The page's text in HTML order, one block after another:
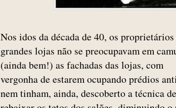
Nos idos da década de 40, os proprietários
grandes lojas não se preocupavam em
(ainda bem!) as fachadas das lojas, com
vergonha de estarem ocupando prédios
nem tinham, ainda, descoberto a técnica de